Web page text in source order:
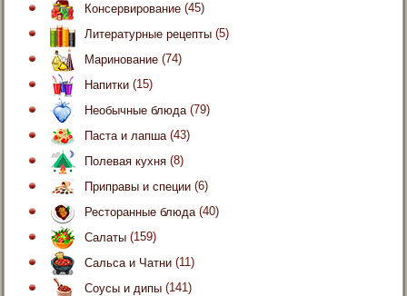
Консервирование (45)
Литературные рецепты (5)
Маринование (74)
Напитки (15)
Необычные блюда (79)
Паста и лапша (43)
Полевая кухня (8)
Приправы и специи (6)
Ресторанные блюда (40)
Салаты (159)
Сальса и Чатни (11)
Соусы и дипы (141)